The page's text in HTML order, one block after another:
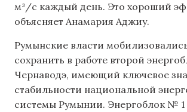
м³/с каждый день. Это хороший
объясняет Анамария Аджиу.
Румынские власти
сохранить в работе второй
Чернаводэ, имеющий ключевое
стабильности национальной
системы Румынии. Энергоблок № 1